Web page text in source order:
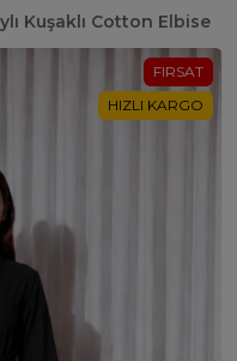
Kuşaklı Cotton Elbise
FIRSAT
HIZLI KARGO